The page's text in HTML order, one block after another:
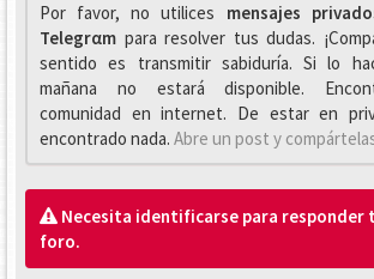
Por favor, no utilices mensajes
Telegrαm para resolver tus dudas.
sentido es transmitir sabiduría. Si lo
mañana no estará disponible.
comunidad en internet. De estar en
encontrado nada. Abre un post y
Necesita identificarse para responder
foro.